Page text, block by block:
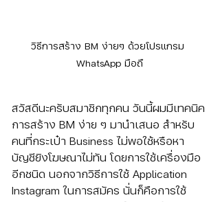
วิธีการสร้าง BM ง่ายๆ ด้วยโปรแกรม
WhatsApp มือถื
สวัสดีนะครับสมาชิกทุกคน วันนี้ผมมีเทคนิค
การสร้าง BM ง่าย ๆ มานำเสนอ สำหรับ
คนที่กระเป๋า Business ไม่พอใช้หรือหา
บัญชียิงโฆษณาไม่ทัน โดยการใช้เครื่องมือ
อีกชนิด นอกจากวิธีการใช้ Application
Instagram ในการสมัคร นั่นก็คือการใช้